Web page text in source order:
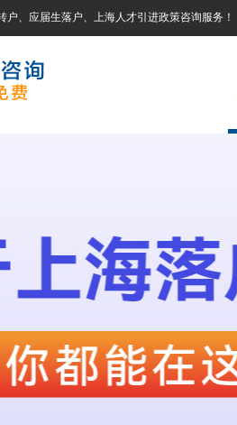
、应届生落户、上海人才引进政策咨询服务！